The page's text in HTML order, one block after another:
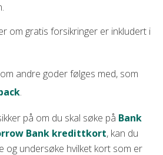
om gratis forsikringer er inkludert i
andre goder følges med, som
.
på om du skal søke på Bank
Bank kredittkort, kan du
og undersøke hvilket kort som er